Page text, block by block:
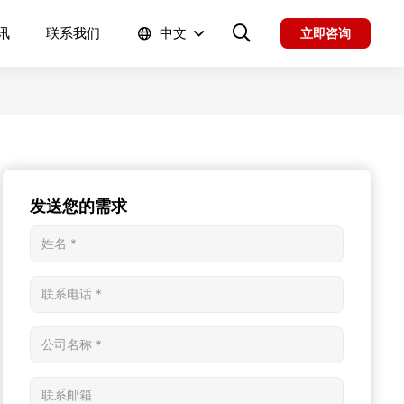
联系我们 中文 立即咨询
发送您的需求